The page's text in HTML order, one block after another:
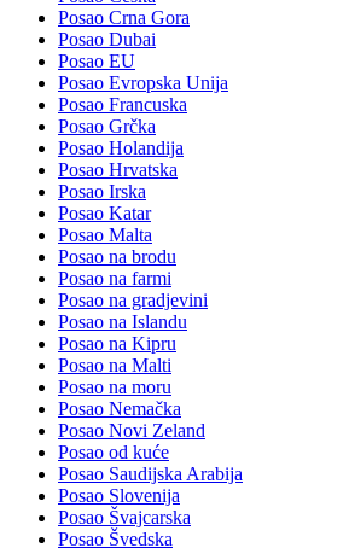
Posao Crna Gora
Posao Dubai
Posao EU
Posao Evropska Unija
Posao Francuska
Posao Grčka
Posao Holandija
Posao Hrvatska
Posao Irska
Posao Katar
Posao Malta
Posao na brodu
Posao na farmi
Posao na gradjevini
Posao na Islandu
Posao na Kipru
Posao na Malti
Posao na moru
Posao Nemačka
Posao Novi Zeland
Posao od kuće
Posao Saudijska Arabija
Posao Slovenija
Posao Švajcarska
Posao Švedska